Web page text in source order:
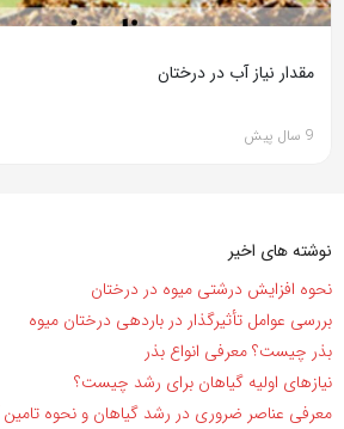
مقدار نیاز آب در درختان
9 سال پیش
نوشته های اخیر
نحوه افزایش درشتی میوه در درختان
بررسی عوامل تأثیرگذار در باردهی درختان میوه
بذر چیست؟ معرفی انواع بذر
نیاز‌های اولیه گیاهان برای رشد چیست؟
معرفی عناصر ضروری در رشد گیاهان و نحوه